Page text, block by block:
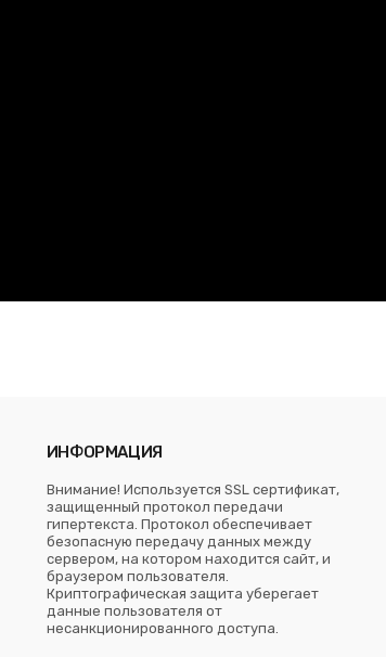
ИНФОРМАЦИЯ
Внимание! Используется SSL сертификат,
защищенный протокол передачи
гипертекста. Протокол обеспечивает
безопасную передачу данных между
сервером, на котором находится сайт, и
браузером пользователя.
Криптографическая защита уберегает
данные пользователя от
несанкционированного доступа.